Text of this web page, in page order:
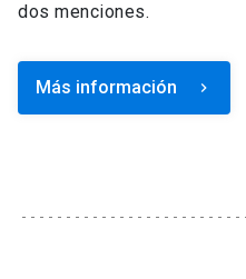
dos menciones.
Más información keyboard_arrow_right